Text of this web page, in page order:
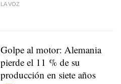
LA VOZ
Golpe al motor: Alemania
pierde el 11 % de su
producción en siete años